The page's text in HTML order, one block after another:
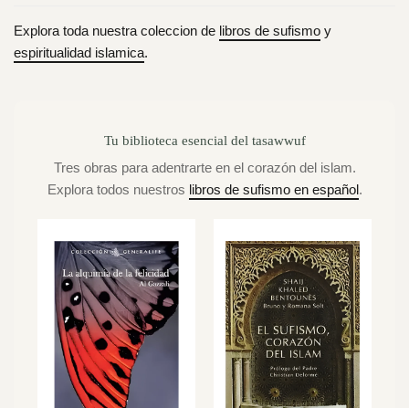
Explora toda nuestra coleccion de libros de sufismo y
espiritualidad islamica.
Tu biblioteca esencial del tasawwuf
Tres obras para adentrarte en el corazón del islam.
Explora todos nuestros libros de sufismo en español.